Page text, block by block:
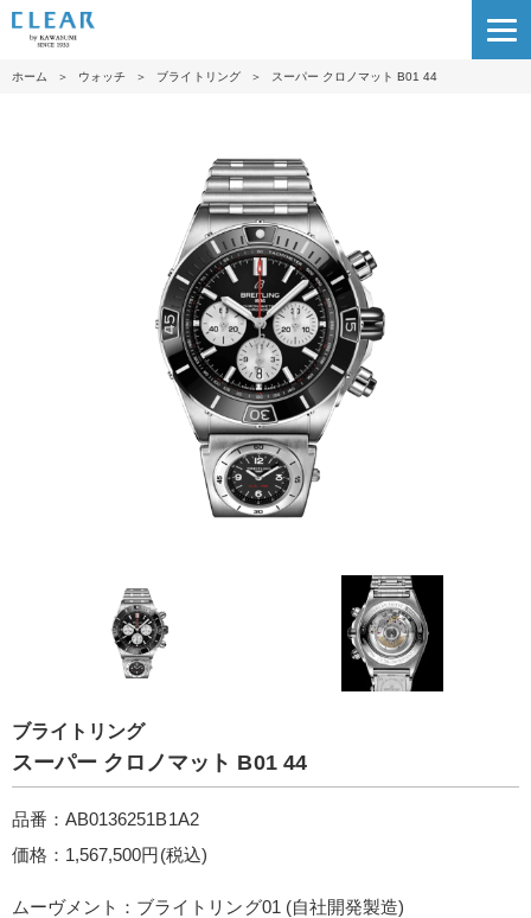
ホーム ＞ ウォッチ ＞ ブライトリング ＞ スーパー クロノマット B01 44
ブライトリング
スーパー クロノマット B01 44
品番：AB0136251B1A2
価格：1,567,500円(税込)
ムーヴメント：ブライトリング01 (自社開発製造)